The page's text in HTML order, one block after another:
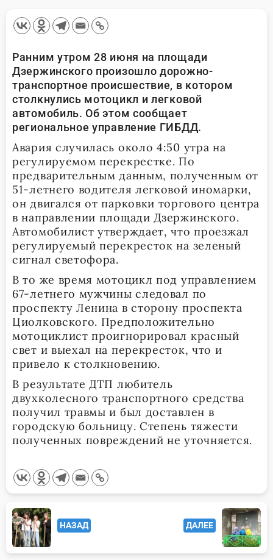
Ранним утром 28 июня на площади
Дзержинского произошло дорожно-
транспортное происшествие, в котором
столкнулись мотоцикл и легковой
автомобиль. Об этом сообщает
региональное управление ГИБДД.
Авария случилась около 4:50 утра на
регулируемом перекрестке. По
предварительным данным, полученным от
51-летнего водителя легковой иномарки,
он двигался от парковки торгового центра
в направлении площади Дзержинского.
Автомобилист утверждает, что проезжал
регулируемый перекресток на зеленый
сигнал светофора.
В то же время мотоцикл под управлением
67-летнего мужчины следовал по
проспекту Ленина в сторону проспекта
Циолковского. Предположительно
мотоциклист проигнорировал красный
свет и выехал на перекресток, что и
привело к столкновению.
В результате ДТП любитель
двухколесного транспортного средства
получил травмы и был доставлен в
городскую больницу. Степень тяжести
полученных повреждений не уточняется.
<span
class="nav-
subtitle
НАЗАД ДАЛЕЕ